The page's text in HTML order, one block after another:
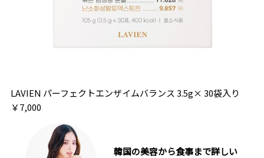
LAVIEN パーフェクトエンザイムバランス 3.5g× 30袋入り
￥7,000
韓国の美容から食事まで詳しい